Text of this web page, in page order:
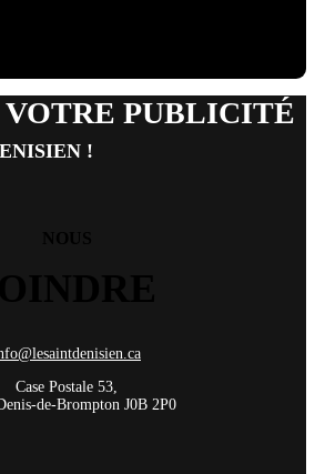
PUBLICITÉ
!
Case Postale 53,
de-Brompton J0B 2P0